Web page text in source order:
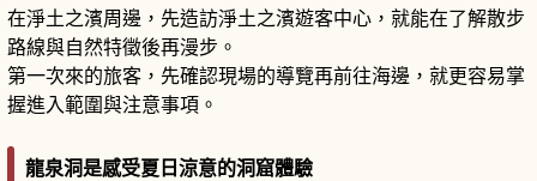
在淨土之濱周邊，先造訪淨土之濱遊客中心，就能在了解散步
路線與自然特徵後再漫步。
第一次來的旅客，先確認現場的導覽再前往海邊，就更容易掌
握進入範圍與注意事項。
龍泉洞是感受夏日涼意的洞窟體驗